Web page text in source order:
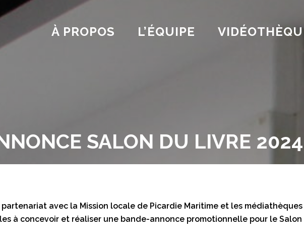
À PROPOS L’ÉQUIPE
SALON DU LIVRE 2024
avec la Mission locale de Picardie Maritime et les
à concevoir et réaliser une bande-annonce promotionnelle pour le